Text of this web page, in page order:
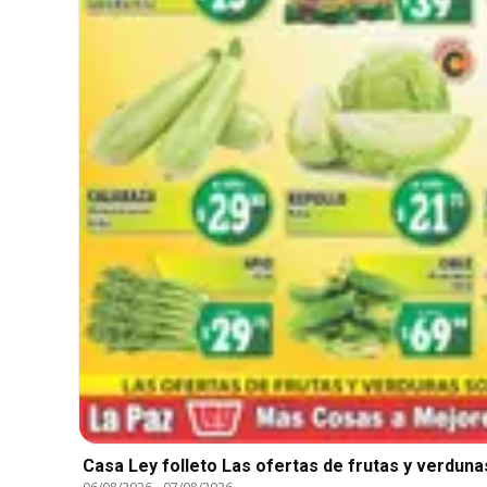
Casa Ley folleto Las ofertas de frutas y